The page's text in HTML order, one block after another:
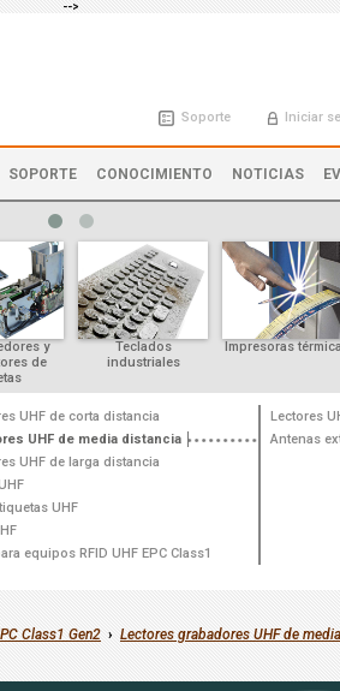
-->
Soporte Iniciar
SOPORTE CONOCIMIENTO NOTICIAS
y
de
Teclados
industriales
Impresoras
UHF de corta distancia
UHF de media distancia
UHF de larga distancia
UHF
equipos RFID UHF EPC Class1
Lectores
Antenas
Class1 Gen2 › Lectores grabadores UHF de